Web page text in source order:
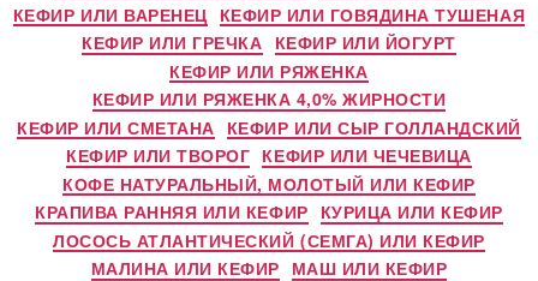
КЕФИР ИЛИ ВАРЕНЕЦ КЕФИР ИЛИ ГОВЯДИНА ТУШЕНАЯ
КЕФИР ИЛИ ГРЕЧКА КЕФИР ИЛИ ЙОГУРТ
КЕФИР ИЛИ РЯЖЕНКА
КЕФИР ИЛИ РЯЖЕНКА 4,0% ЖИРНОСТИ
КЕФИР ИЛИ СМЕТАНА КЕФИР ИЛИ СЫР ГОЛЛАНДСКИЙ
КЕФИР ИЛИ ТВОРОГ КЕФИР ИЛИ ЧЕЧЕВИЦА
КОФЕ НАТУРАЛЬНЫЙ, МОЛОТЫЙ ИЛИ КЕФИР
КРАПИВА РАННЯЯ ИЛИ КЕФИР КУРИЦА ИЛИ КЕФИР
ЛОСОСЬ АТЛАНТИЧЕСКИЙ (СЕМГА) ИЛИ КЕФИР
МАЛИНА ИЛИ КЕФИР МАШ ИЛИ КЕФИР